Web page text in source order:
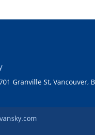
Granville St, Vancouver,
vansky.com